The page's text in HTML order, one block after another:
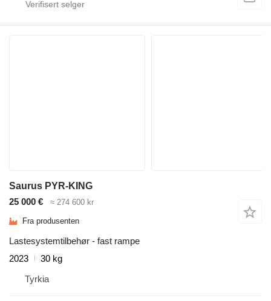
Saurus PYR-KING
25 000 €
≈ 274 600 kr
Fra produsenten
Lastesystemtilbehør - fast rampe
2023
30 kg
Tyrkia